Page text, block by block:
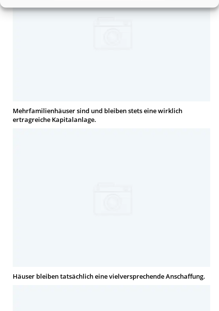
Mehrfamilienhäuser sind und bleiben stets eine wirklich
ertragreiche Kapitalanlage.
Häuser bleiben tatsächlich eine vielversprechende Anschaffung.